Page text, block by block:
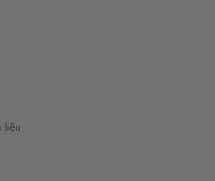
liệu